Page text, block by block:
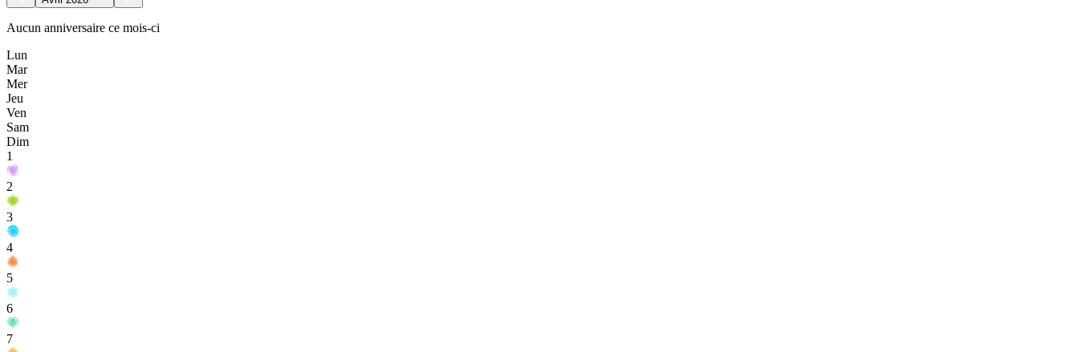
Aucun anniversaire ce mois-ci
Lun
Mar
Mer
Jeu
Ven
Sam
Dim
1
2
3
4
5
6
7